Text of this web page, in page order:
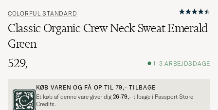
COLORFUL STANDARD
Classic Organic Crew Neck Sweat Emerald
Green
529,-
1-3 ARBEJDSDAGE
KØB VAREN OG FÅ OP TIL 79,- TILBAGE
Et køb af denne vare giver dig 26-79,- tilbage i Passport Store
Credits.